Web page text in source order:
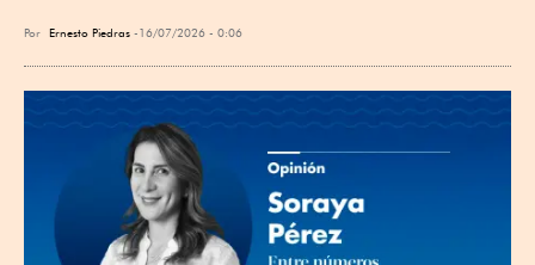
Por Ernesto Piedras 16/07/2026 - 0:06